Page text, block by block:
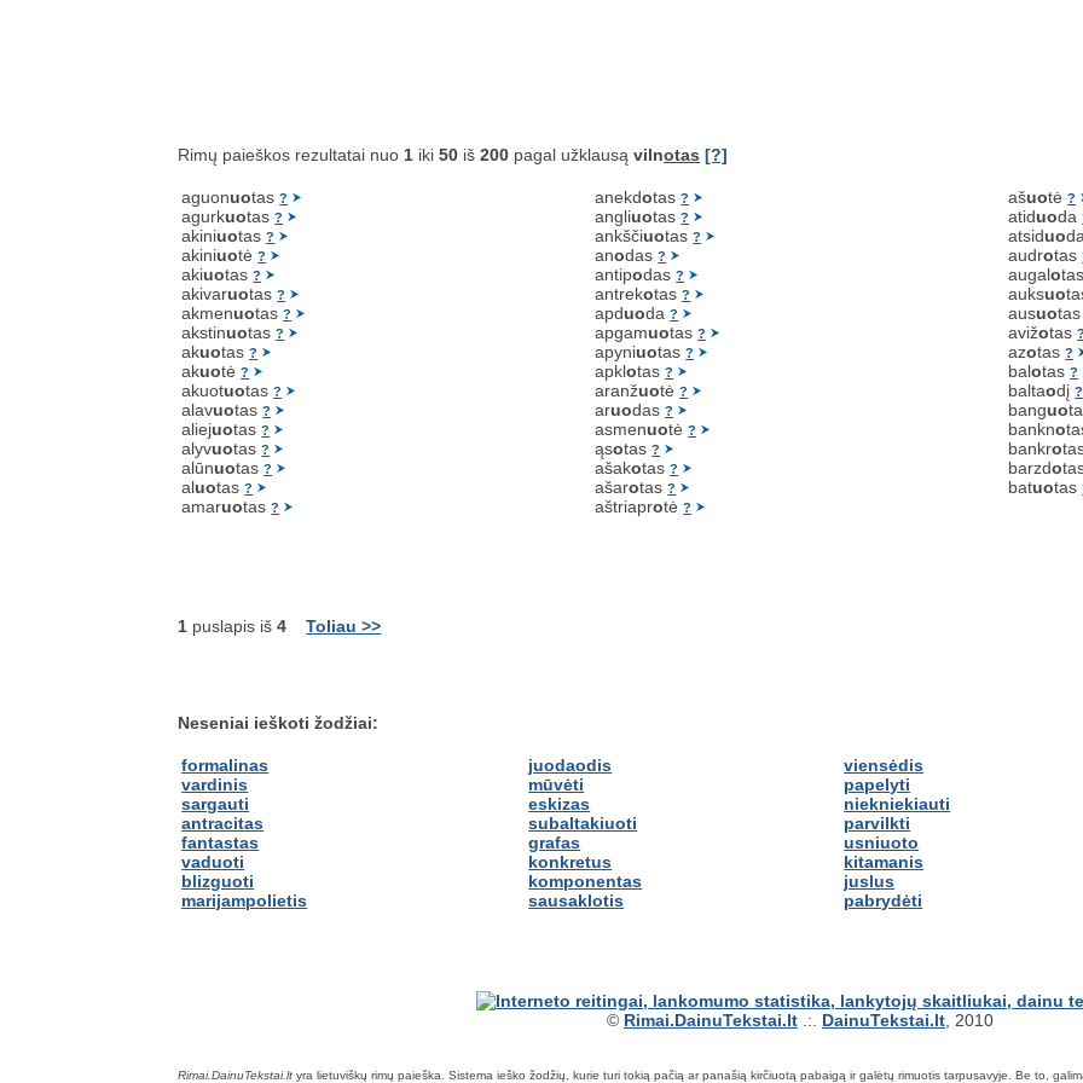
Rimų paieškos rezultatai nuo 1 iki50 iš200 pagal užklausąvilnotas [?]
aguonuotas?
agurkuotas?
akiniuotas?
akiniuotė?
akiuotas?
akivaruotas?
akmenuotas?
akstinuotas?
akuotas?
akuotė?
akuotuotas?
alavuotas?
aliejuotas?
alyvuotas?
alūnuotas?
aluotas?
amaruotas?
anekdotas?
angliuotas?
ankščiuotas?
anodas?
antipodas?
antrekotas?
apduoda?
apgamuotas?
apyniuotas?
apklotas?
aranžuotė?
aruodas?
asmenuotė?
ąsotas?
ašakotas?
ašarotas?
aštriaprotė?
ašuotė?
atiduoda
atsiduo
audrotas
augalo
auksuo
ausuo
avižotas?
azotas?
balotas?
baltaodį?
banguo
bankno
bankro
barzdo
batuotas
1 puslapis iš4 Toliau >>
Neseniai ieškoti žodžiai:
formalinas
vardinis
sargauti
antracitas
fantastas
vaduoti
blizguoti
marijampolietis
juodaodis
mūvėti
eskizas
subaltakiuoti
grafas
konkretus
komponentas
sausaklotis
viensėdis
papelyti
niekniekiauti
parvilkti
usniuoto
kitamanis
juslus
pabrydėti
© Rimai.DainuTekstai.lt .:. DainuTekstai.lt , 2010
Rimai.DainuTekstai.lt yra lietuviškų rimų paieška. Sistema ieško žodžių, kurie turi tokią pačią ar panašią kirčiuotą pabaigą ir galėtų rimuotis tarpusavyje. Be to,